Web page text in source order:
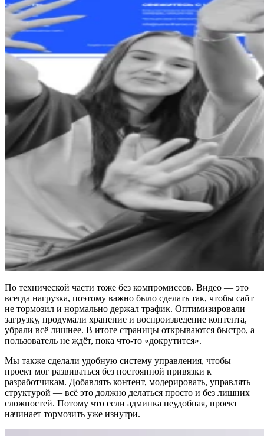
По технической части тоже без компромиссов. Видео — это
всегда нагрузка, поэтому важно было сделать так, чтобы сайт
не тормозил и нормально держал трафик. Оптимизировали
загрузку, продумали хранение и воспроизведение контента,
убрали всё лишнее. В итоге страницы открываются быстро, а
пользователь не ждёт, пока что-то «докрутится».
Мы также сделали удобную систему управления, чтобы
проект мог развиваться без постоянной привязки к
разработчикам. Добавлять контент, модерировать, управлять
структурой — всё это должно делаться просто и без лишних
сложностей. Потому что если админка неудобная, проект
начинает тормозить уже изнутри.